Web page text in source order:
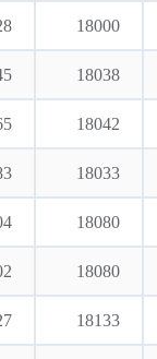
18000
18038
18042
18033
18080
18080
18133